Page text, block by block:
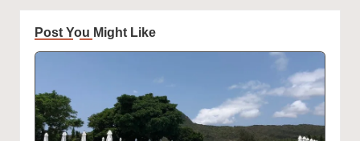
Post You Might Like